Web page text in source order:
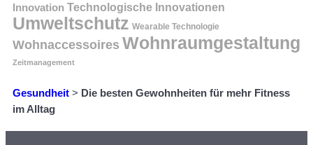
Innovation Technologische Innovationen
Umweltschutz Wearable Technologie
Wohnaccessoires Wohnraumgestaltung
Zeitmanagement
Gesundheit > Die besten Gewohnheiten für mehr Fitness
im Alltag